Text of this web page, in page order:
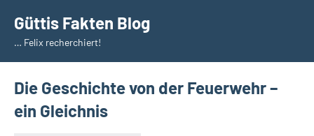
Inhalt
springen
Güttis Fakten Blog
… Felix recherchiert!
Die Geschichte von der Feuerwehr –
ein Gleichnis